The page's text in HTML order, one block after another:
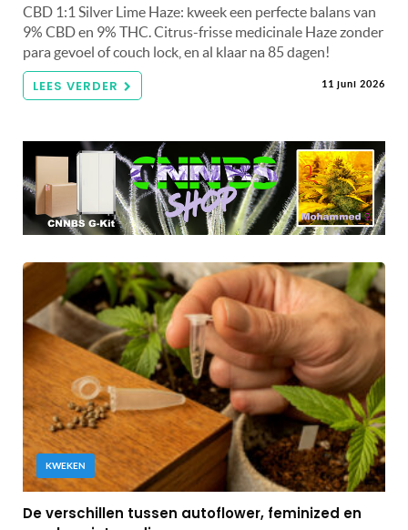
CBD 1:1 Silver Lime Haze: kweek een perfecte balans van
9% CBD en 9% THC. Citrus-frisse medicinale Haze zonder
para gevoel of couch lock, en al klaar na 85 dagen!
LEES VERDER 11 juni 2026
KWEKEN
De verschillen tussen autoflower, feminized en